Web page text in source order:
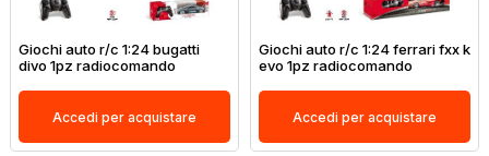
Giochi auto r/c 1:24 bugatti
divo 1pz radiocomando
Accedi per acquistare
Giochi auto r/c 1:24 ferrari fxx k
evo 1pz radiocomando
Accedi per acquistare